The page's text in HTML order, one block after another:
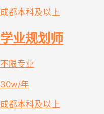
成都本科及以上
学业规划师
不限专业
30w/年
成都本科及以上